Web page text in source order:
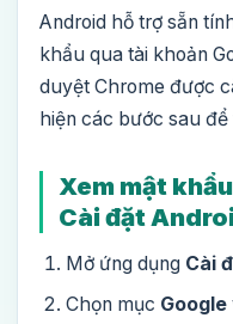
Android hỗ trợ sẵn
khẩu qua tài khoản
duyệt Chrome được
hiện các bước sau
Xem mật
Cài đặt
Mở ứng dụng Cài
Chọn mục Google